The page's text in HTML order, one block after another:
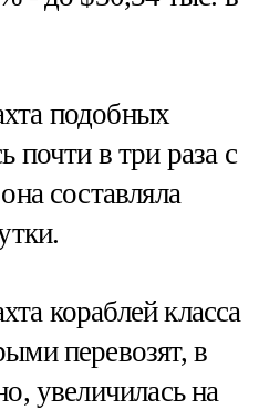
подобных
почти в три раза с
составляла
кораблей класса
перевозят, в
увеличилась на